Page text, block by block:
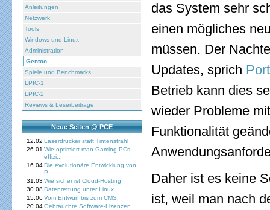
Anleitungen
Netzwerk
Tools
Windows und Linux
Administration
Gentoo
Spiele und Benchmarks
LPIC-1
LPIC-2
Reviews & Leserbeiträge
Neue Seiten @ PCE
12.02 Laserdrucker statt Tintenstrahl
26.01 Wie optimiert man Gaming-PCs
effizi...
16.04Die evolutionäre Entwicklung von
P...
31.03 Wie sicher ist Cloud-Hosting
30.08 Datenrettung unter Linux
15.06 Vom Entwurf bis zum CMS:
20.04Gebrauchte Software-Lizenzen
das System sehr
einen mögliches
müssen. Der
Updates, sprich
Betrieb kann dies
wieder Probleme
Funktionalität
Daher ist es keine
ist, weil man nach